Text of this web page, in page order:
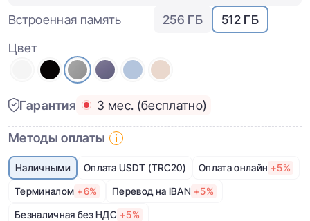
Встроенная память 256 ГБ
512 ГБ
Цвет
Гарантия 3 мес. (бесплатно)
Методы оплаты
Наличными Оплата USDT (TRC20) Оплата онлайн +5%
Терминалом +6% Перевод на IBAN +5%
Безналичная без НДС +5%